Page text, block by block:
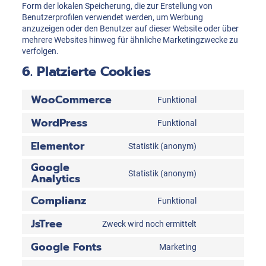
Form der lokalen Speicherung, die zur Erstellung von
Benutzerprofilen verwendet werden, um Werbung
anzuzeigen oder den Benutzer auf dieser Website oder über
mehrere Websites hinweg für ähnliche Marketingzwecke zu
verfolgen.
6. Platzierte Cookies
WooCommerce Funktional
WordPress Funktional
Elementor Statistik (anonym)
Google
Analytics Statistik (anonym)
Complianz Funktional
JsTree Zweck wird noch ermittelt
Google Fonts Marketing